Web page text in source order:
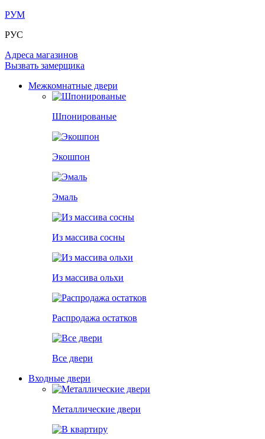
РУМ
РУС
Адреса магазинов
Вызвать замерщика
Межкомнатные двери
Шпонированые
Экошпон
Эмаль
Из массива сосны
Из массива ольхи
Распродажа остатков
Все двери
Входные двери
Металлические двери